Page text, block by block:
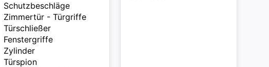
Schutzbeschläge
Zimmertür - Türgriffe
Türschließer
Fenstergriffe
Zylinder
Türspion